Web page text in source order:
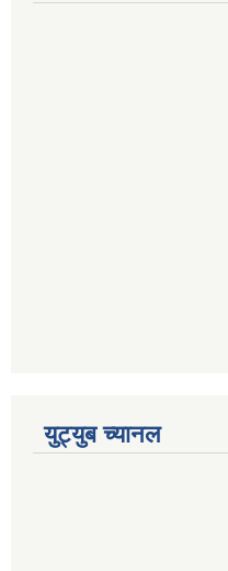
युट्युब च्यानल